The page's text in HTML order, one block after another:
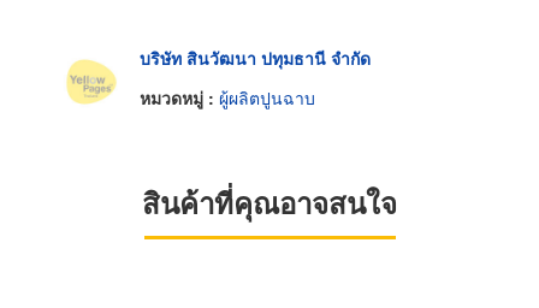
บริษัท สินวัฒนา ปทุมธานี จำกัด
หมวดหมู่ : ผู้ผลิตปูนฉาบ
สินค้าที่คุณอาจสนใจ